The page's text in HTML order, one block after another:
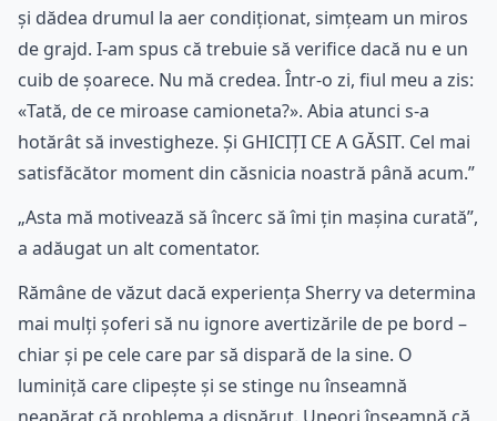
și dădea drumul la aer condiționat, simțeam un miros
de grajd. I-am spus că trebuie să verifice dacă nu e un
cuib de șoarece. Nu mă credea. Într-o zi, fiul meu a zis:
«Tată, de ce miroase camioneta?». Abia atunci s-a
hotărât să investigheze. Și GHICIȚI CE A GĂSIT. Cel mai
satisfăcător moment din căsnicia noastră până acum.”
„Asta mă motivează să încerc să îmi țin mașina curată”,
a adăugat un alt comentator.
Rămâne de văzut dacă experiența Sherry va determina
mai mulți șoferi să nu ignore avertizările de pe bord –
chiar și pe cele care par să dispară de la sine. O
luminiță care clipește și se stinge nu înseamnă
neapărat că problema a dispărut. Uneori înseamnă că